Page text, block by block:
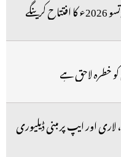
خطرہ لاحق ہے
اور ایپ پر مبنی ڈیلیوری